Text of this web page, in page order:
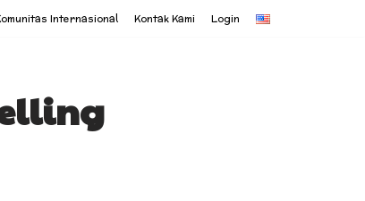
Internasional Kontak Kami Login